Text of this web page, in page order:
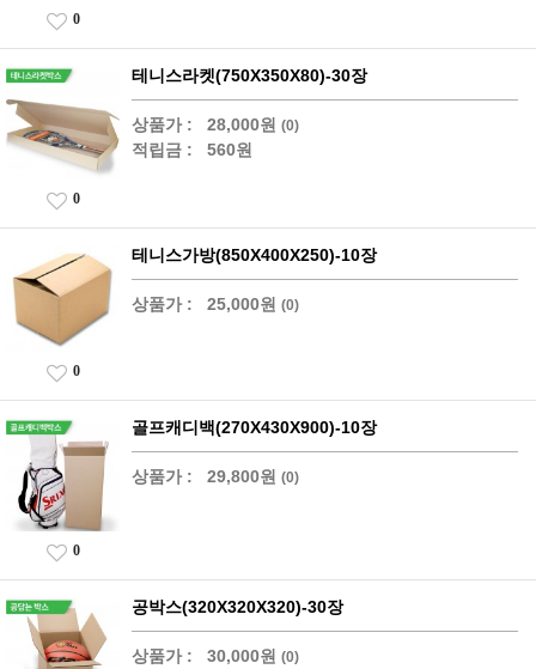
0
테니스라켓(750X350X80)-30장
상품가 : 28,000원 (0)
적립금 : 560원
0
테니스가방(850X400X250)-10장
상품가 : 25,000원 (0)
0
골프캐디백(270X430X900)-10장
상품가 : 29,800원 (0)
0
공박스(320X320X320)-30장
상품가 : 30,000원 (0)